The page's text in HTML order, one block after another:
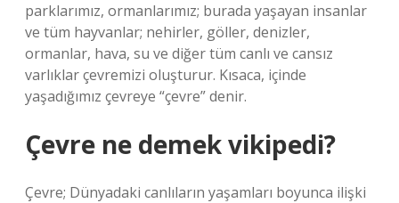
parklarımız, ormanlarımız; burada yaşayan insanlar
ve tüm hayvanlar; nehirler, göller, denizler,
ormanlar, hava, su ve diğer tüm canlı ve cansız
varlıklar çevremizi oluşturur. Kısaca, içinde
yaşadığımız çevreye “çevre” denir.
Çevre ne demek vikipedi?
Çevre; Dünyadaki canlıların yaşamları boyunca ilişki